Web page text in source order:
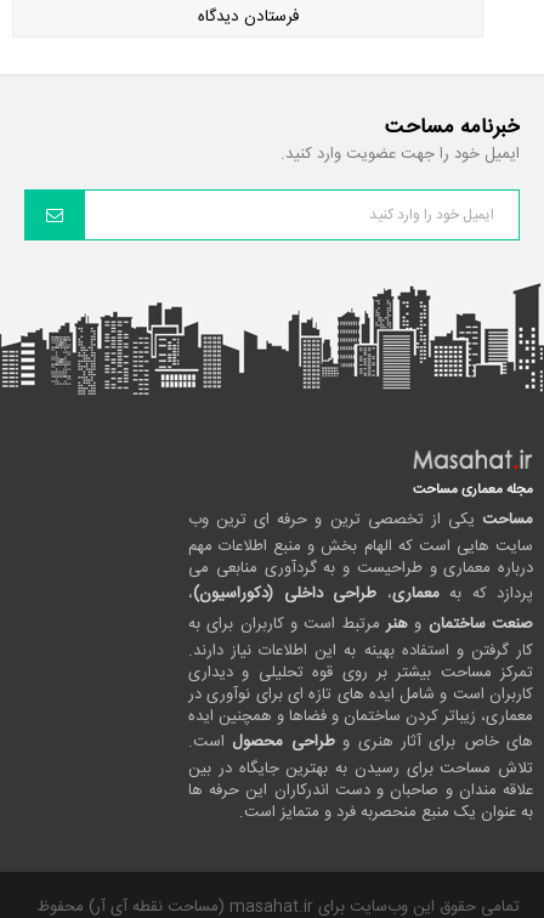
خبرنامه مساحت
ایمیل خود را جهت عضویت وارد کنید.
مجله معماری مساحت
مساحت یکی از تخصصی ترین و حرفه ای ترین وب
سایت هایی است که الهام بخش و منبع اطلاعات مهم
درباره معماری و طراحیست و به گردآوری منابعی می
پردازد که بهمعماری، طراحی داخلی (دکوراسیون)،
صنعت ساختمان و هنرمرتبط است و کاربران برای به
کار گرفتن و استفاده بهینه به این اطلاعات نیاز دارند.
تمرکز مساحت بیشتر بر روی قوه تحلیلی و دیداری
کاربران است و شامل ایده های تازه ای برای نوآوری در
معماری، زیباتر کردن ساختمان و فضاها و همچنین ایده
های خاص برای آثار هنری وطراحی محصول است.
تلاش مساحت برای رسیدن به بهترین جایگاه در بین
علاقه مندان و صاحبان و دست اندرکاران این حرفه ها
به عنوان یک منبع منحصربه فرد و متمایز است.
تمامی حقوق این وب‌سایت برای masahat.ir (مساحت نقطه آی آر) محفوظ